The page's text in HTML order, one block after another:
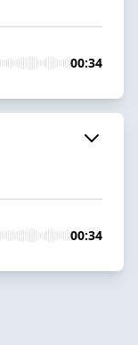
00:34
00:34